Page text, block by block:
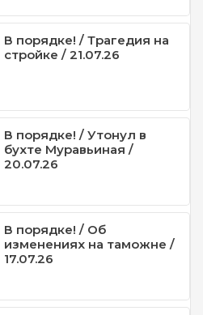
В порядке! / Трагедия на
стройке / 21.07.26
В порядке! / Утонул в
бухте Муравьиная /
20.07.26
В порядке! / Об
изменениях на таможне /
17.07.26